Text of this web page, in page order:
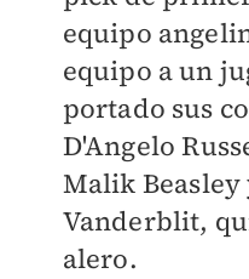
equipo
equipo a un
portado sus
D'Angelo
Malik Beasley
Vanderblit,
alero.